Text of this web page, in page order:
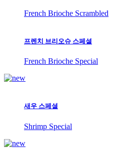
French Brioche Scrambled
프렌치 브리오슈 스페셜
French Brioche Special
새우 스페셜
Shrimp Special